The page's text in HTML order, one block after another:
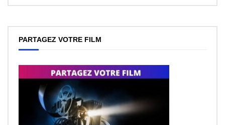
PARTAGEZ VOTRE FILM